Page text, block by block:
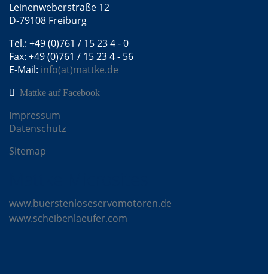
Leinenweberstraße 12
D-79108 Freiburg
Tel.: +49 (0)761 / 15 23 4 - 0
Fax: +49 (0)761 / 15 23 4 - 56
E-Mail: info(at)mattke.de
Mattke auf Facebook
Impressum
Datenschutz
Sitemap
www.buerstenloseservomotoren.de
www.scheibenlaeufer.com